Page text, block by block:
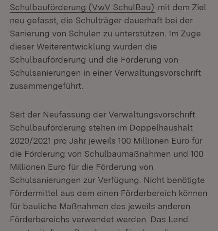
Schulbauförderung (VwV SchulBau) (Öffnet in
mit dem Ziel
neu gefasst, die Schulträger dauerhaft bei der
Sanierung von Schulen zu unterstützen. Im Zuge
dieser Weiterentwicklung wurden die
Schulbauförderung und die Förderung von
Schulsanierungen in einer Verwaltungsvorschrift
zusammengeführt.
Seit der Neufassung der Verwaltungsvorschrift
Schulbauförderung stehen im Doppelhaushalt
2020/2021 pro Jahr jeweils 100 Millionen Euro für
die Förderung von Schulbaumaßnahmen und 100
Millionen Euro für die Förderung von
Schulsanierungen zur Verfügung. Nicht benötigte
Fördermittel aus dem einen Förderbereich können
für bauliche Maßnahmen des jeweils anderen
Förderbereichs verwendet werden. Das Land